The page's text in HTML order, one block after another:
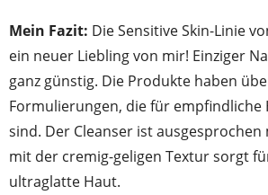
Mein Fazit: Die Sensitive Skin-Linie
ein neuer Liebling von mir! Einziger
ganz günstig. Die Produkte haben
Formulierungen, die für empfindliche
sind. Der Cleanser ist
mit der cremig-geligen Textur sorgt
ultraglatte Haut.